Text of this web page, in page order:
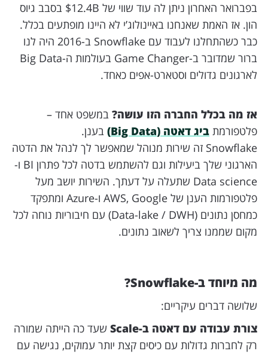
בפברואר האחרון ניתן לה עוד שווי של 12.4B$ בסבב גיוס
הון. אז האמת שאנחנו באיינולוג’י לא היינו מופתעים בכלל.
כבר כשהתחלנו לעבוד עם Snowflake ב-2016 היה לנו
ברור שמדובר ב-Game Changer בעולמות ה-Big Data
לארגונים גדולים וסטארט-אפים כאחד.
אז מה בכלל החברה הזו עושה? במשפט אחד –
פלטפורמת ביג דאטה (Big Data)
בענן.
Snowflake זה שירות מנוהל שמאפשר לך לנהל את הדטה
הארגוני שלך ביעילות וגם להשתמש בדטה לכל פתרון BI ו-
Data science שתעלה על דעתך. השירות יושב מעל
פלטפורמות הענן של AWS, Google ו-Azure ומתפקד
כמחסן נתונים (Data-lake / DWH) עם חיבוריות נוחה לכל
מקום שממנו צריך לשאוב נתונים.
מה מיוחד ב-Snowflake?
שלושה דברים עיקריים:
צורת עבודה עם דאטה ב-Scale
שעד כה הייתה שמורה
רק לחברות גדולות עם כיסים קצת יותר עמוקים, נגישה עם